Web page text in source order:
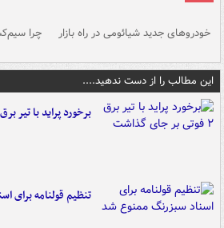
خودروهای جدید شیائومی در راه بازار چرا
این مطالب را از دست ندهید....
برخورد پراید با تیر برق ۲ فوتی بر جای گذاشت
تنظیم قولنامه برای